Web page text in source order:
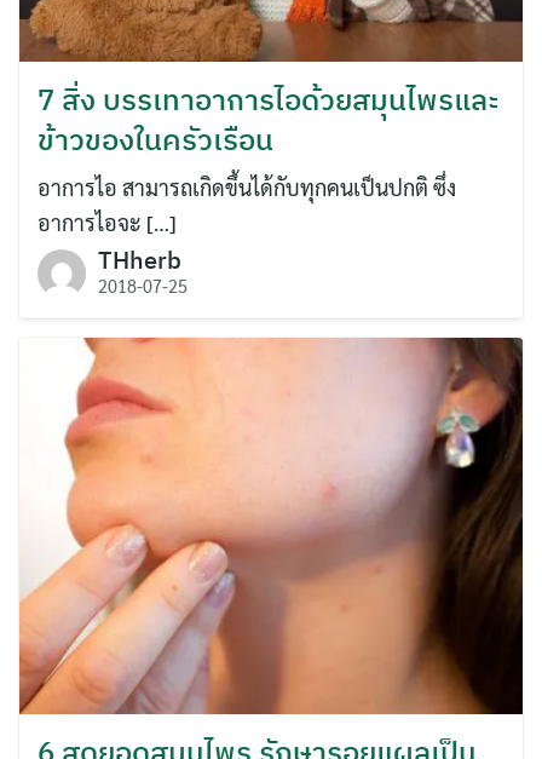
7 สิ่ง บรรเทาอาการไอด้วยสมุนไพรและ
ข้าวของในครัวเรือน
อาการไอ สามารถเกิดขึ้นได้กับทุกคนเป็นปกติ ซึ่ง
อาการไอจะ […]
THherb
2018-07-25